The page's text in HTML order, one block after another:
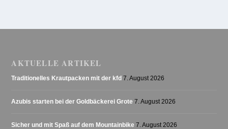
AKTUELLE ARTIKEL
Traditionelles Krautpacken mit der kfd 7. August 2026
Azubis starten bei der Goldbäckerei Grote 7. August 2026
Sicher und mit Spaß auf dem Mountainbike 7. August 2026